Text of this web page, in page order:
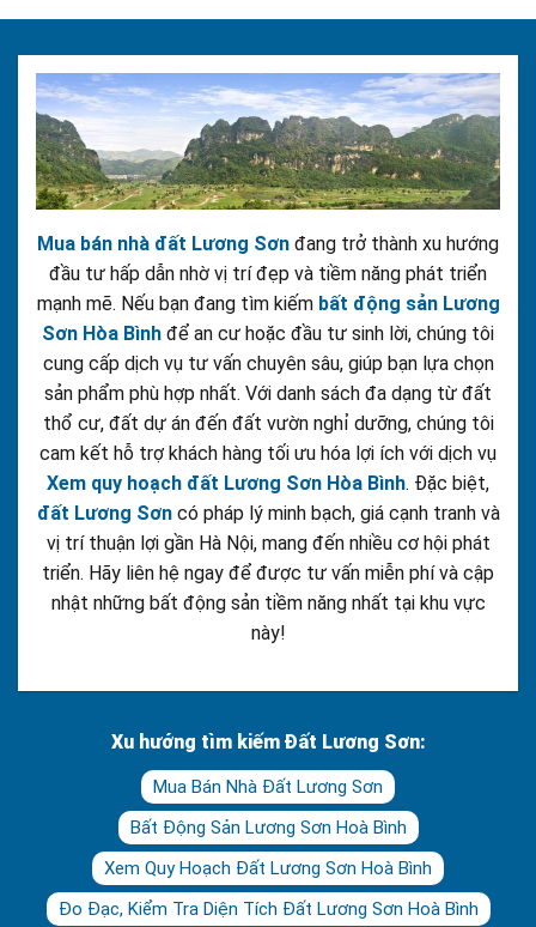
Mua bán nhà đất Lương Sơn đang trở thành xu hướng
đầu tư hấp dẫn nhờ vị trí đẹp và tiềm năng phát triển
mạnh mẽ. Nếu bạn đang tìm kiếm bất động sản Lương
Sơn Hòa Bình để an cư hoặc đầu tư sinh lời, chúng tôi
cung cấp dịch vụ tư vấn chuyên sâu, giúp bạn lựa chọn
sản phẩm phù hợp nhất. Với danh sách đa dạng từ đất
thổ cư, đất dự án đến đất vườn nghỉ dưỡng, chúng tôi
cam kết hỗ trợ khách hàng tối ưu hóa lợi ích với dịch vụ
Xem quy hoạch đất Lương Sơn Hòa Bình. Đặc biệt,
đất Lương Sơncó pháp lý minh bạch, giá cạnh tranh và
vị trí thuận lợi gần Hà Nội, mang đến nhiều cơ hội phát
triển. Hãy liên hệ ngay để được tư vấn miễn phí và cập
nhật những bất động sản tiềm năng nhất tại khu vực
này!
Xu hướng tìm kiếm Đất Lương Sơn:
Mua Bán Nhà Đất Lương Sơn
Bất Động Sản Lương Sơn Hoà Bình
Xem Quy Hoạch Đất Lương Sơn Hoà Bình
Đo Đạc, Kiểm Tra Diện Tích Đất Lương Sơn Hoà Bình